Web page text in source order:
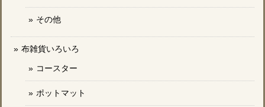
その他
布雑貨いろいろ
コースター
ポットマット